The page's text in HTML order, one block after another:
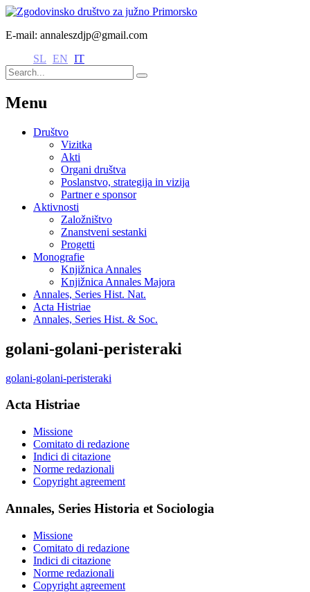
E-mail: annaleszdjp@gmail.com
SL EN IT
Menu
Društvo
Vizitka
Akti
Organi društva
Poslanstvo, strategija in vizija
Partner e sponsor
Aktivnosti
Založništvo
Znanstveni sestanki
Progetti
Monografie
Knjižnica Annales
Knjižnica Annales Majora
Annales, Series Hist. Nat.
Acta Histriae
Annales, Series Hist. & Soc.
golani-golani-peristeraki
golani-golani-peristeraki
Acta Histriae
Missione
Comitato di redazione
Indici di citazione
Norme redazionali
Copyright agreement
Annales, Series Historia et Sociologia
Missione
Comitato di redazione
Indici di citazione
Norme redazionali
Copyright agreement